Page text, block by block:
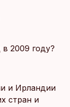
2009 году?
и Ирландии
стран и